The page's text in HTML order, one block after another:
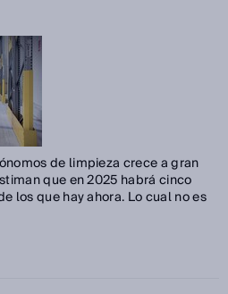
de limpieza crece a gran
que en 2025 habrá cinco
los que hay ahora. Lo cual no es